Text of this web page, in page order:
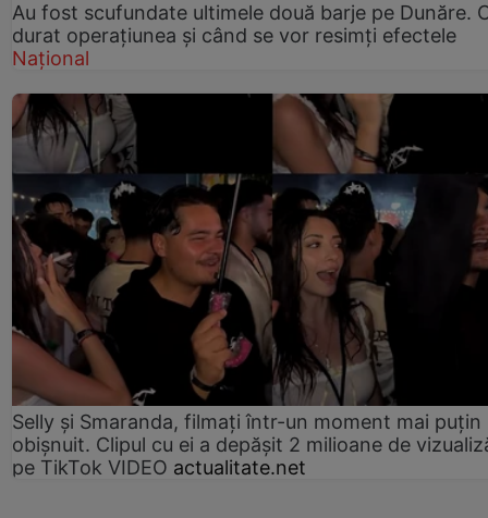
Au fost scufundate ultimele două barje pe Dunăre.
durat operațiunea și când se vor resimți efectele
Național
Selly și Smaranda, filmați într-un moment mai puțin
obișnuit. Clipul cu ei a depășit 2 milioane de
pe TikTok VIDEO actualitate.net